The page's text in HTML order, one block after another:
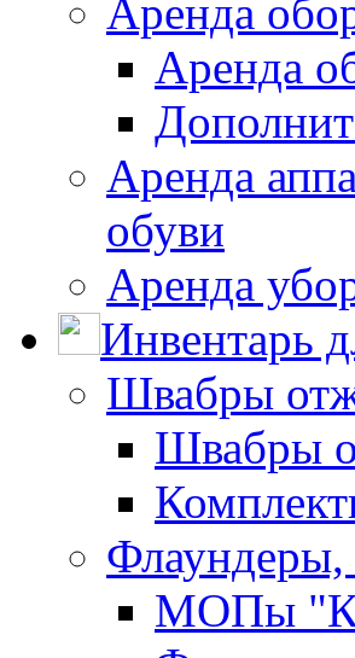
Аренда
Аренда
Аренда
обуви
Аренда
Инвентарь
Швабры
Швабры
МОПы